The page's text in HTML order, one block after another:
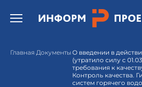
Открыть бургер меню.
Главная Документы О введении в
(утратило силу с
требования к
Контроль качества.
систем горячего